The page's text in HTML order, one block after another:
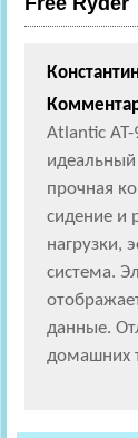
Atlantic AT-
идеальный
прочная
сидение и
нагрузки,
система.
данные.
домашних